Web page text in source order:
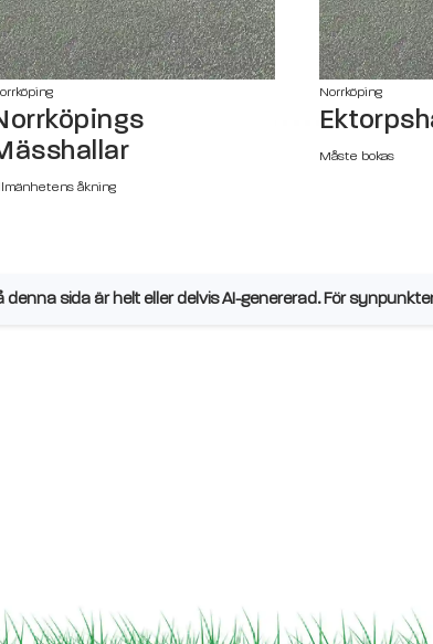
åkning
Norrköping
Måste bokas
denna sida är helt eller delvis AI-genererad. För